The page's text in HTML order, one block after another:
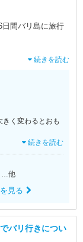
間バリ島に旅行
続きを読む
く変わるとおも
続きを読む
…他
見る
バリ行きについ